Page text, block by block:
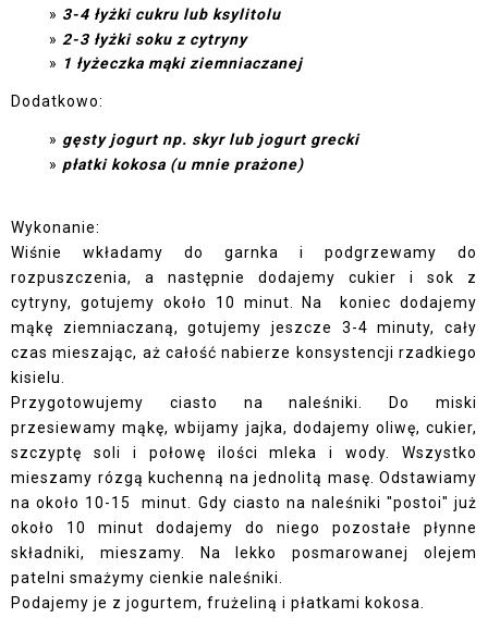
3-4 łyżki cukru lub ksylitolu
2-3 łyżki soku z cytryny
1 łyżeczka mąki ziemniaczanej
Dodatkowo:
gęsty jogurt np. skyr lub jogurt grecki
płatki kokosa (u mnie prażone)
Wykonanie:
Wiśnie wkładamy do garnka i podgrzewamy do
rozpuszczenia, a następnie dodajemy cukier i sok z
cytryny, gotujemy około 10 minut. Na koniec dodajemy
mąkę ziemniaczaną, gotujemy jeszcze 3-4 minuty, cały
czas mieszając, aż całość nabierze konsystencji rzadkiego
kisielu.
Przygotowujemy ciasto na naleśniki. Do miski
przesiewamy mąkę, wbijamy jajka, dodajemy oliwę, cukier,
szczyptę soli i połowę ilości mleka i wody. Wszystko
mieszamy rózgą kuchenną na jednolitą masę. Odstawiamy
na około 10-15 minut. Gdy ciasto na naleśniki "postoi" już
około 10 minut dodajemy do niego pozostałe płynne
składniki, mieszamy. Na lekko posmarowanej olejem
patelni smażymy cienkie naleśniki.
Podajemy je z jogurtem, frużeliną i płatkami kokosa.